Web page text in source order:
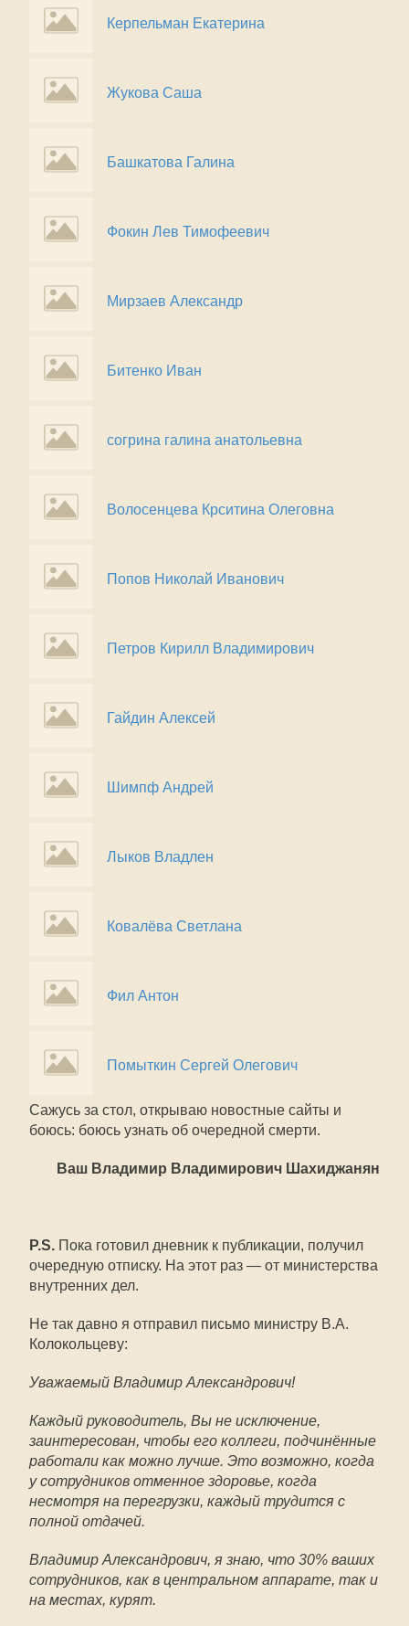
Керпельман Екатерина
Жукова Саша
Башкатова Галина
Фокин Лев Тимофеевич
Мирзаев Александр
Битенко Иван
согрина галина анатольевна
Волосенцева Крситина Олеговна
Попов Николай Иванович
Петров Кирилл Владимирович
Гайдин Алексей
Шимпф Андрей
Лыков Владлен
Ковалёва Светлана
Фил Антон
Помыткин Сергей Олегович
Сажусь за стол, открываю новостные сайты и
боюсь: боюсь узнать об очередной смерти.
Ваш Владимир Владимирович Шахиджанян
P.S. Пока готовил дневник к публикации, получил
очередную отписку. На этот раз — от министерства
внутренних дел.
Не так давно я отправил письмо министру В.А.
Колокольцеву:
Уважаемый Владимир Александрович!
Каждый руководитель, Вы не исключение,
заинтересован, чтобы его коллеги, подчинённые
работали как можно лучше. Это возможно, когда
у сотрудников отменное здоровье, когда
несмотря на перегрузки, каждый трудится с
полной отдачей.
Владимир Александрович, я знаю, что 30% ваших
сотрудников, как в центральном аппарате, так и
на местах, курят.